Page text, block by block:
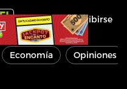
Inscribirse
Economía Opiniones